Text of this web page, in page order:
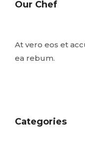
Our Chef
At vero eos et
ea rebum.
Categories